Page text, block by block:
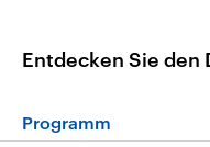
Entdecken Sie den
Programm